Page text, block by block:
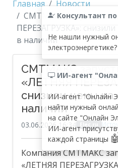
Консультант
Не нашли нужный
ИИ-агент
ИИ-агент "Онлайн
найти нужный
на сайте "Онлайн
ИИ-агент
каждой страницы 🤖
Главная
Новости
СМТМАКС запустил
ПЕРЕЗАГРУЗКА»:
в наличии
СМТМАКС
«ЛЕТНЯЯ
снизили цены на
наличии
03.06.2026 16:34
Компания СМТМАКС
«ЛЕТНЯЯ